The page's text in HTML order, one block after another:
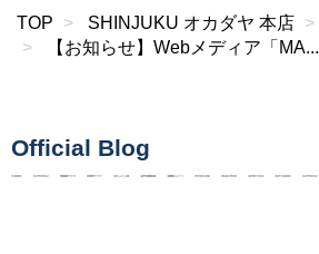
TOP SHINJUKU オカダヤ 本店
【お知らせ】Webメディア「MA...
Official Blog